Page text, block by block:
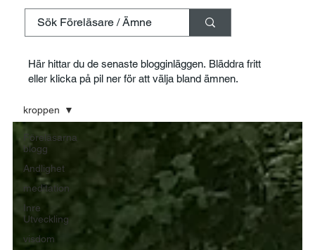
Här hittar du de senaste blogginläggen. Bläddra fritt
eller klicka på pil ner för att välja bland ämnen.
Föreläsarna
blogg
Andlighet
meditation
Inre
Utveckling
visdom
kroppen